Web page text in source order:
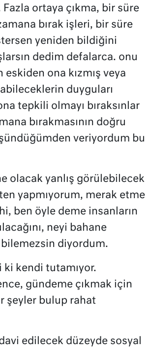
ortaya çıkma, bir süre
bırak işleri, bir süre
yeniden bildiğini
dedim defalarca. onu
ona kızmış veya
duyguları
tepkili olmayı bıraksınlar
bırakmasının doğru
veriyordum bu
olacak yanlış görülebilecek
yapmıyorum, merak etme
ben öyle deme insanların
neyi bahane
diyordum.
ki kendi tutamıyor.
gündeme çıkmak için
şeyler bulup rahat
edilecek düzeyde sosyal